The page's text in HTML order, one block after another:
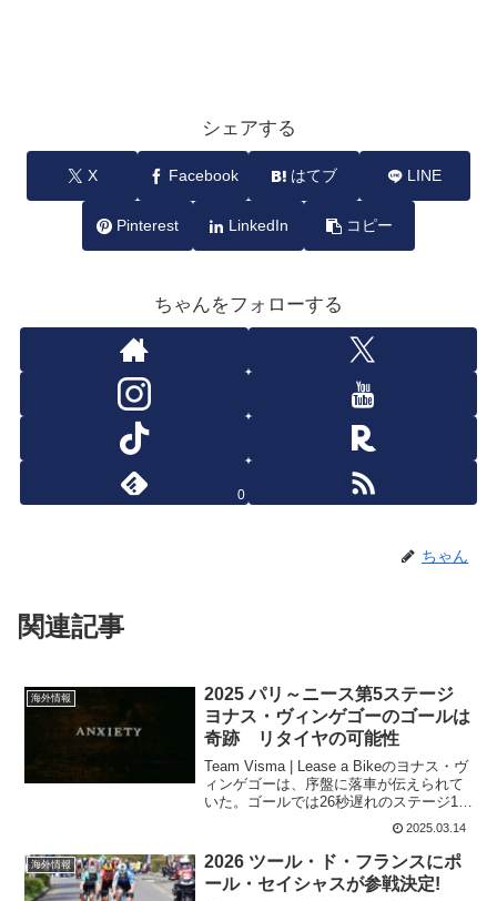
シェアする
X Facebook はてブ LINE
Pinterest LinkedIn コピー
ちゃんをフォローする
0
ちゃん
関連記事
海外情報
2025 パリ～ニース第5ステージ
ヨナス・ヴィンゲゴーのゴールは
奇跡 リタイヤの可能性
Team Visma | Lease a Bikeのヨナス・ヴ
ィンゲゴーは、序盤に落車が伝えられて
いた。ゴールでは26秒遅れのステージ16
位に。ゴール後は、バイクから中々おり
れずかなりの痛みを感じているのはカメ
ラでもとらえられていた。落車の...
2025.03.14
海外情報
2026 ツール・ド・フランスにポ
ール・セイシャスが参戦決定!